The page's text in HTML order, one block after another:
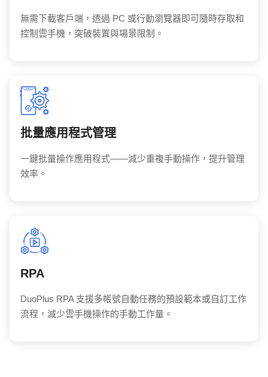
無需下載客戶端，透過 PC 或行動瀏覽器即可隨時存取和
控制雲手機，突破裝置與場景限制。
批量應用程式管理
一鍵批量操作應用程式——減少重複手動操作，提升管理
效率。
RPA
DuoPlus RPA 支援多帳號自動任務的預設範本或自訂工作
流程，減少雲手機操作的手動工作量。